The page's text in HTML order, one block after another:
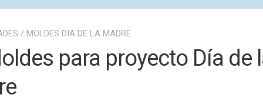
/ MOLDES DIA DE LA MADRE
para proyecto Día de